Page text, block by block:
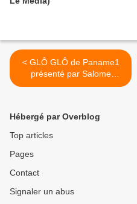
< GLÔ GLÔ de Paname1
présenté par Salome
DICKA - Agenda du 4 au 17
Hébergé par Overblog
Top articles
Pages
Contact
Signaler un abus